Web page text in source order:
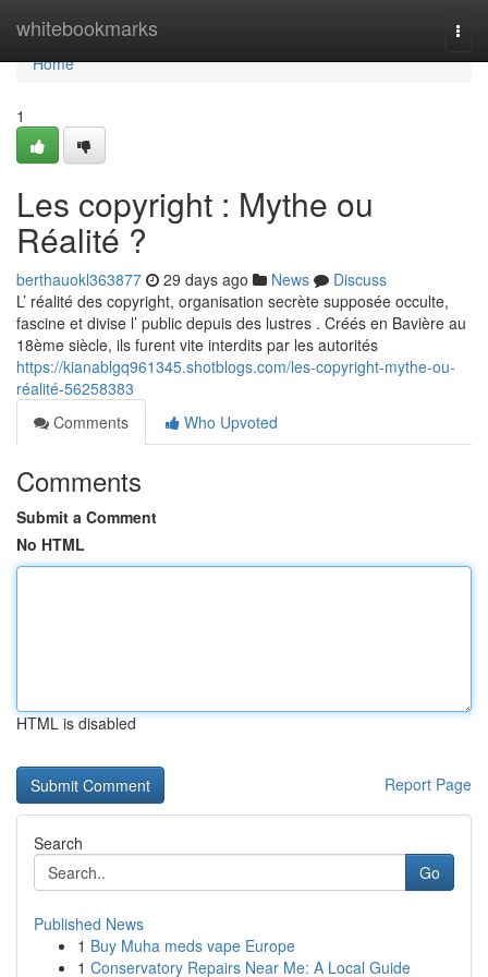
whitebookmarks
Home
Home
1
Les copyright : Mythe ou
Réalité ?
berthauokl363877 29 days ago News
Discuss
L’ réalité des copyright, organisation secrète supposée occulte,
fascine et divise l’ public depuis des lustres . Créés en Bavière au
18ème siècle, ils furent vite interdits par les autorités
https://kianablgq961345.shotblogs.com/les-copyright-mythe-ou-
réalité-56258383
Comments
Who Upvoted
Comments
Submit a Comment
No HTML
HTML is disabled
Report Page
Search
Go
Published News
1 Buy Muha meds vape Europe
1 Conservatory Repairs Near Me: A Local Guide